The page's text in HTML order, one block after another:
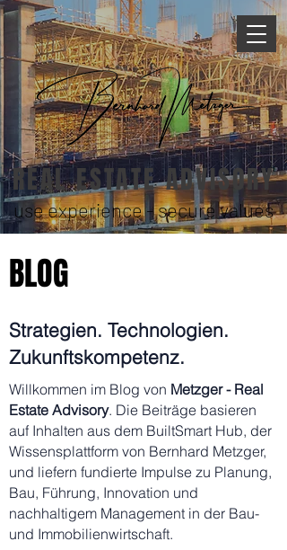
use experience - secure values
REAL ESTATE ADVISORY
BLOG
Strategien. Technologien.
Zukunftskompetenz.
Willkommen im Blog von Metzger - Real
Estate Advisory. Die Beiträge basieren
auf Inhalten aus dem BuiltSmart Hub, der
Wissensplattform von Bernhard Metzger,
und liefern fundierte Impulse zu Planung,
Bau, Führung, Innovation und
nachhaltigem Management in der Bau-
und Immobilienwirtschaft.